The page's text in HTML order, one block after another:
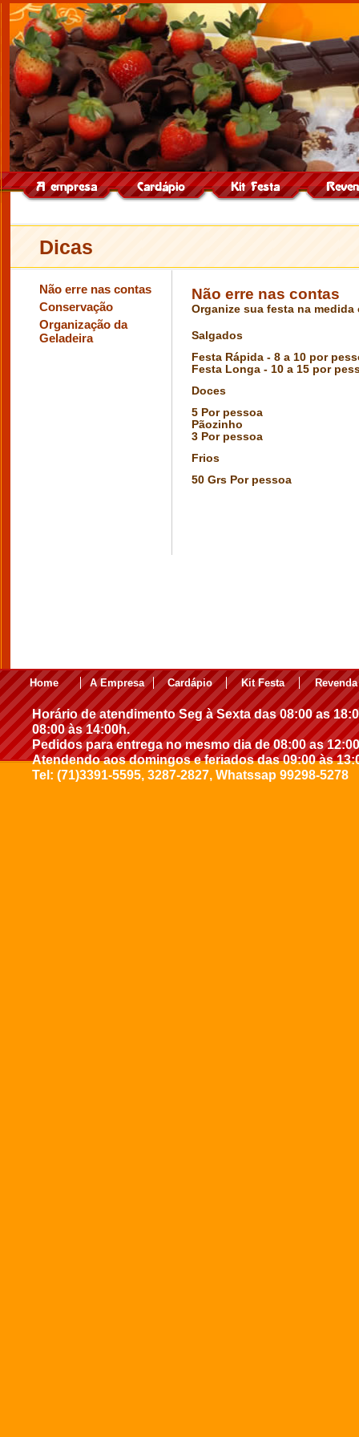
Dicas
Não erre nas contas
Conservação
Organização da
Geladeira
Não erre nas contas
Organize sua festa na medida
Salgados
Festa Rápida - 8 a 10 por
Festa Longa - 10 a 15 por
Doces
5 Por pessoa
Pãozinho
3 Por pessoa
Frios
50 Grs Por pessoa
Home A Empresa Cardápio Kit Festa Revenda
Horário de atendimento Seg à Sexta das 08:00 as
08:00 às 14:00h.
Pedidos para entrega no mesmo dia de 08:00 as
Atendendo aos domingos e feriados das 09:00 às
Tel: (71)3391-5595, 3287-2827, Whatssap 99298-5278